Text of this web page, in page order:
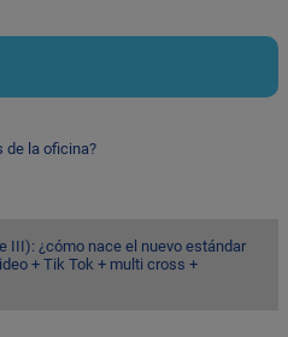
de la oficina?
III): ¿cómo nace el nuevo estándar
+ Tik Tok + multi cross +